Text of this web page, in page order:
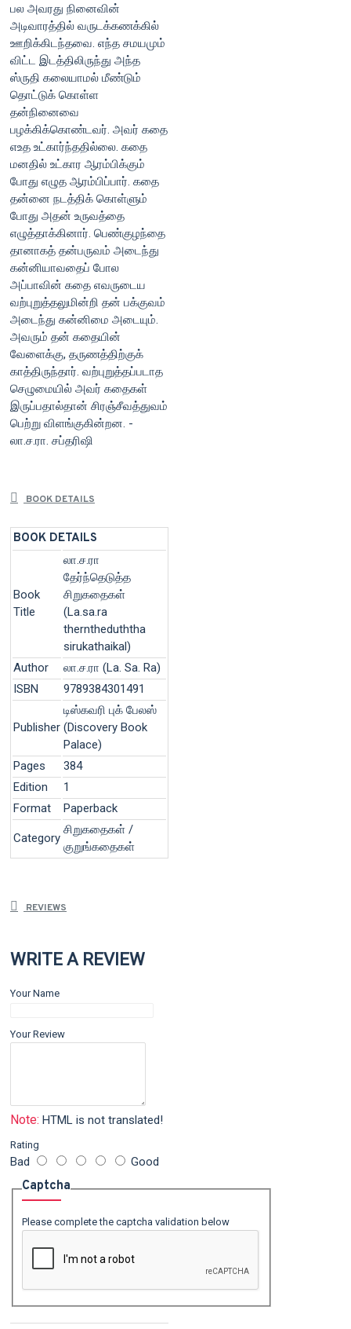
பல அவரது நினைவின்
அடிவாரத்தில் வருடக்கணக்கில்
ஊறிக்கிடந்தவை. எந்த சமயமும்
விட்ட இடத்திலிருந்து அந்த
ஸ்ருதி கலையாமல் மீண்டும்
தொட்டுக் கொள்ள
தன்நினைவை
பழக்கிக்கொண்டவர். அவர் கதை
எஉத உட்கார்ந்ததில்லை. கதை
மனதில் உட்கார ஆரம்பிக்கும்
போது எழுத ஆரம்பிப்பார். கதை
தன்னை நடத்திக் கொள்ளும்
போது அதன் உருவத்தை
எழுத்தாக்கினார். பெண்குழந்தை
தானாகத் தன்பருவம் அடைந்து
கன்னியாவதைப் போல
அப்பாவின் கதை எவருடைய
வற்புறுத்தலுமின்றி தன் பக்குவம்
அடைந்து கன்னிமை அடையும்.
அவரும் தன் கதையின்
வேளைக்கு, தருணத்திற்குக்
காத்திருந்தார். வற்புறுத்தப்படாத
செழுமையில் அவர் கதைகள்
இருப்பதால்தான் சிரஞ்சீவத்துவம்
பெற்று விளங்குகின்றன. -
லா.ச.ரா. சப்தரிஷி
BOOK DETAILS
BOOK DETAILS
Book
Title
லா.ச.ரா
தேர்ந்தெடுத்த
சிறுகதைகள்
(La.sa.ra
therntheduththa
sirukathaikal)
Author
லா.ச.ரா (La. Sa. Ra)
ISBN
9789384301491
Publisher
டிஸ்கவரி புக் பேலஸ்
(Discovery Book
Palace)
Pages
384
Edition
1
Format
Paperback
Category
சிறுகதைகள் /
குறுங்கதைகள்
REVIEWS
WRITE A REVIEW
Your Name
Your Review
Note: HTML is not translated!
Rating
Bad Good
Captcha
Please complete the captcha validation below